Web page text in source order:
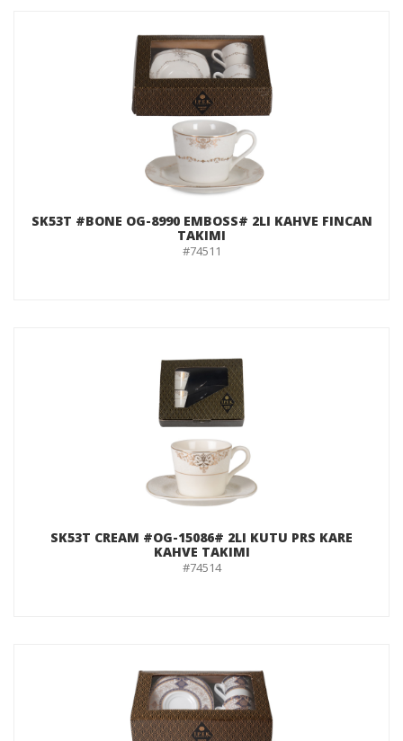
SK53T #BONE OG-8990 EMBOSS# 2LI KAHVE FINCAN
TAKIMI
#74511
SK53T CREAM #OG-15086# 2LI KUTU PRS KARE
KAHVE TAKIMI
#74514